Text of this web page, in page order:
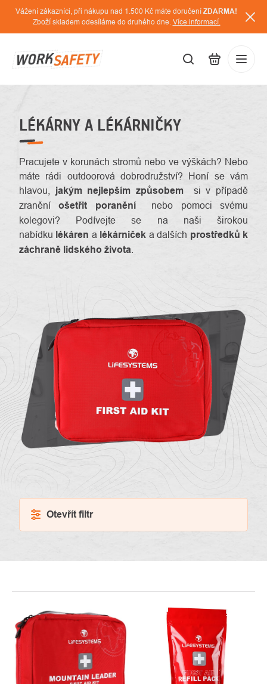
Přejít
obsah
Vážení zákazníci, při nákupu nad 1.500 Kč máte doručení ZDARMA!
Zboží skladem odesíláme do druhého dne. Více informací.
nás
Kontakty
LÉKÁRNY A LÉKÁRNIČKY
Pracujete v korunách stromů nebo ve výškách? Nebo
máte rádi outdoorová dobrodružství? Honí se vám
hlavou, jakým nejlepším způsobem
si v případě
zraněníošetřit poraněnínebo pomoci svému
kolegovi? Podívejte se na naši širokou
nabídku lékáren a lékárniček a dalších prostředků k
záchraně lidského života
Otevřít filtr
PRODUKTŮ